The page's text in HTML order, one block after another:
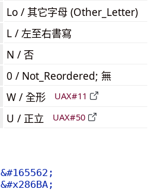
Lo / 其它字母 (Other_Letter)
L / 左至右書寫
N / 否
0 / Not_Reordered; 無
W / 全形 UAX#11
U / 正立 UAX#50
&#165562;
&#x286BA;